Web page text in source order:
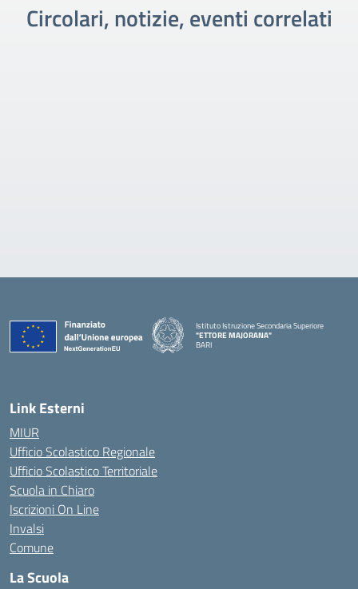
Circolari, notizie, eventi correlati
Istituto Istruzione Secondaria Superiore
"ETTORE MAJORANA"
BARI
Link Esterni
MIUR
Ufficio Scolastico Regionale
Ufficio Scolastico Territoriale
Scuola in Chiaro
Iscrizioni On Line
Invalsi
Comune
La Scuola